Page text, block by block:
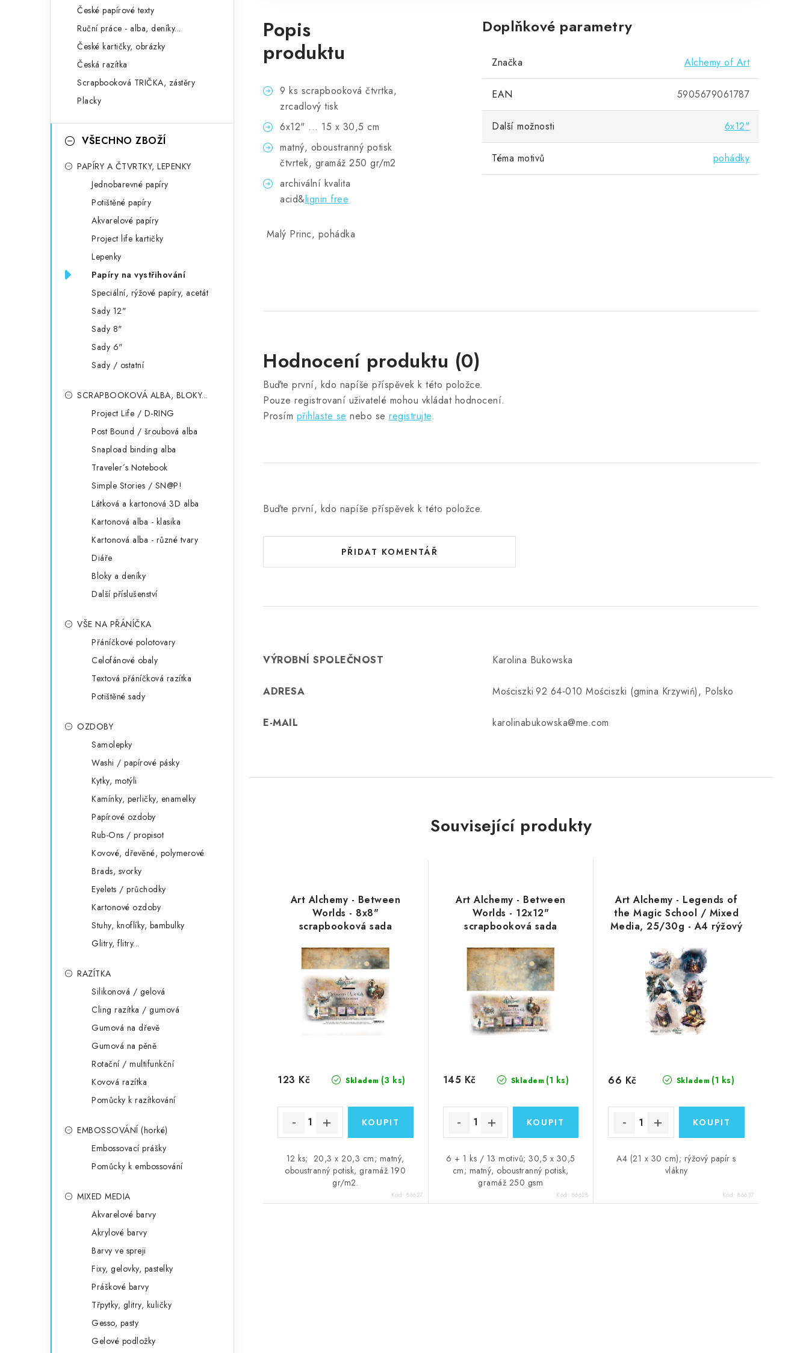
České papírové texty
Ruční práce - alba, deníky...
České kartičky, obrázky
Česká razítka
Scrapbooková TRIČKA, zástěry
Placky
VŠECHNO ZBOŽÍ
PAPÍRY A ČTVRTKY, LEPENKY
Jednobarevné papíry
Potištěné papíry
Akvarelové papíry
Project life kartičky
Lepenky
Papíry na vystřihování
Speciální, rýžové papíry, acetát
Sady 12"
Sady 8"
Sady 6"
Sady / ostatní
SCRAPBOOKOVÁ ALBA, BLOKY...
Project Life / D-RING
Post Bound / šroubová alba
Snapload binding alba
Traveler´s Notebook
Simple Stories / SN@P!
Látková a kartonová 3D alba
Kartonová alba - klasika
Kartonová alba - různé tvary
Diáře
Bloky a deníky
Další příslušenství
VŠE NA PŘÁNÍČKA
Přáníčkové polotovary
Celofánové obaly
Textová přáníčková razítka
Potištěné sady
OZDOBY
Samolepky
Washi / papírové pásky
Kytky, motýli
Kamínky, perličky, enamelky
Papírové ozdoby
Rub-Ons / propisot
Kovové, dřevěné, polymerové
Brads, svorky
Eyelets / průchodky
Kartonové ozdoby
Stuhy, knoflíky, bambulky
Glitry, flitry...
RAZÍTKA
Silikonová / gelová
Cling razítka / gumová
Gumová na dřevě
Gumová na pěně
Rotační / multifunkční
Kovová razítka
Pomůcky k razítkování
EMBOSSOVÁNÍ (horké)
Embossovací prášky
Pomůcky k embossování
MIXED MEDIA
Akvarelové barvy
Akrylové barvy
Barvy ve spreji
Fixy, gelovky, pastelky
Práškové barvy
Třpytky, glitry, kuličky
Gesso, pasty
Gelové podložky
Popis
produktu
9 ks scrapbooková čtvrtka,
zrcadlový tisk
6x12" ... 15 x 30,5 cm
matný, oboustranný potisk
čtvrtek, gramáž 250 gr/m2
archivální kvalita
acid&lignin free
Malý Princ, pohádka
Doplňkové parametry
Značka Alchemy of Art
EAN 5905679061787
Další možnosti 6x12"
Téma motivů pohádky
Hodnocení produktu (0)
Buďte první, kdo napíše příspěvek k této položce.
Pouze registrovaní uživatelé mohou vkládat hodnocení.
Prosím přihlaste se nebo se registrujte.
Buďte první, kdo napíše příspěvek k této položce.
PŘIDAT KOMENTÁŘ
VÝROBNÍ SPOLEČNOST Karolina Bukowska
ADRESA Mościszki 92 64‑010 Mościszki (gmina Krzywiń), Polsko
E-MAIL karolinabukowska@me.com
Související produkty
Art Alchemy - Between
Worlds - 8x8"
scrapbooková sada
Skladem (3 ks)
123 Kč
12 ks; 20,3 x 20,3 cm; matný,
oboustranný potisk, gramáž 190
gr/m2.
Kód:86627
Art Alchemy - Between
Worlds - 12x12"
scrapbooková sada
Skladem (1 ks)
145 Kč
6 + 1 ks / 13 motivů; 30,5 x 30,5
cm; matný, oboustranný potisk,
gramáž 250 gsm
Kód: 86628
Art Alchemy - Legends of
the Magic School / Mixed
Media, 25/30g - A4 rýžový
Skladem (1 ks)
66 Kč
A4 (21 x 30 cm); rýžový papír s
vlákny
Kód:86637